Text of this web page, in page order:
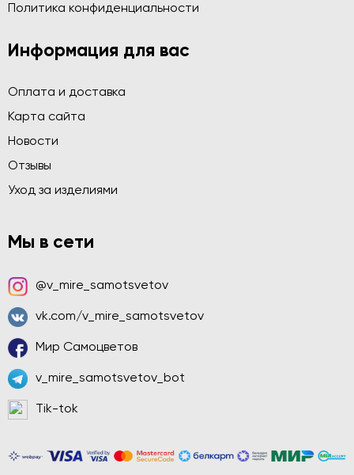
Политика конфиденциальности
Информация для вас
Оплата и доставка
Карта сайта
Новости
Отзывы
Уход за изделиями
Мы в сети
@v_mire_samotsvetov
vk.com/v_mire_samotsvetov
Мир Самоцветов
v_mire_samotsvetov_bot
Tik-tok